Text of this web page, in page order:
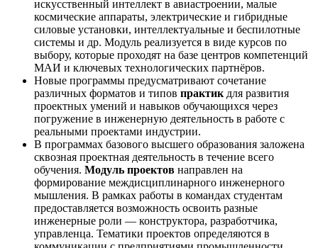
искусственный интеллект в авиастроении, малые
космические аппараты, электрические и гибридные
силовые установки, интеллектуальные и беспилотные
системы и др. Модуль реализуется в виде курсов по
выбору, которые проходят на базе центров компетенций
МАИ и ключевых технологических партнёров.
Новые программы предусматривают сочетание
различных форматов и типов практик для развития
проектных умений и навыков обучающихся через
погружение в инженерную деятельность в работе с
реальными проектами индустрии.
В программах базового высшего образования заложена
сквозная проектная деятельность в течение всего
обучения. Модуль проектов направлен на
формирование междисциплинарного инженерного
мышления. В рамках работы в командах студентам
предоставляется возможность освоить разные
инженерные роли — конструктора, разработчика,
управленца. Тематики проектов определяются в